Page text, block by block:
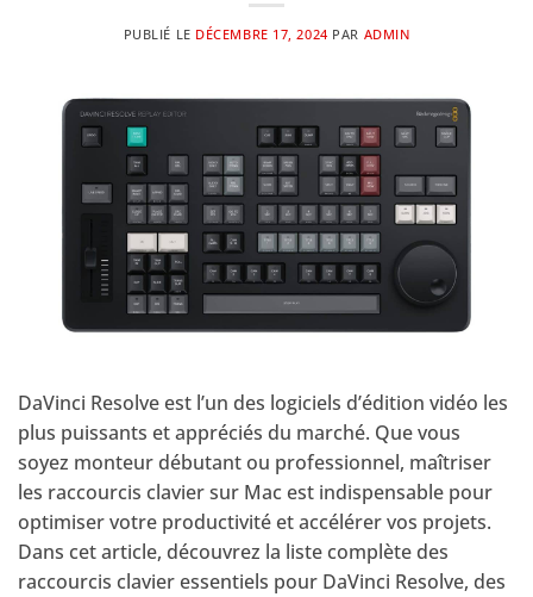
PUBLIÉ LE DÉCEMBRE 17, 2024 PAR ADMIN
DaVinci Resolve est l’un des logiciels d’édition vidéo les
plus puissants et appréciés du marché. Que vous
soyez monteur débutant ou professionnel, maîtriser
les raccourcis clavier sur Mac est indispensable pour
optimiser votre productivité et accélérer vos projets.
Dans cet article, découvrez la liste complète des
raccourcis clavier essentiels pour DaVinci Resolve, des